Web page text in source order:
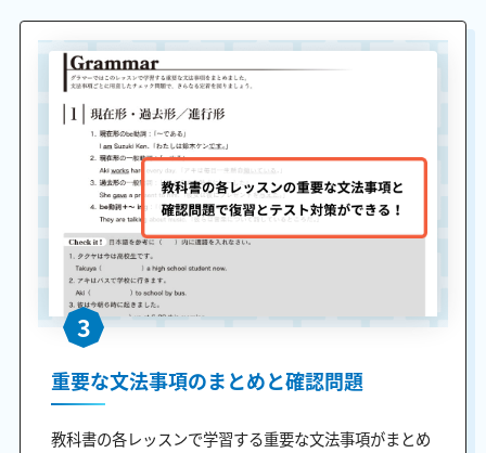
3
重要な文法事項のまとめと確認問題
教科書の各レッスンで学習する重要な文法事項がまとめ